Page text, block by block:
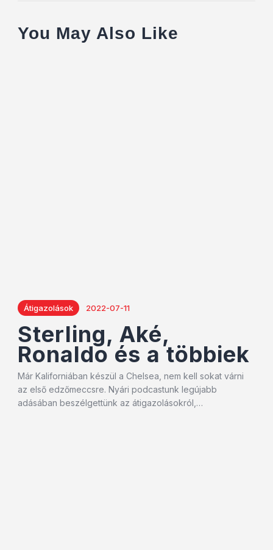
You May Also Like
Átigazolások 2022-07-11
Sterling, Aké,
Ronaldo és a többiek
Már Kaliforniában készül a Chelsea, nem kell sokat várni
az első edzőmeccsre. Nyári podcastunk legújabb
adásában beszélgettünk az átigazolásokról,…